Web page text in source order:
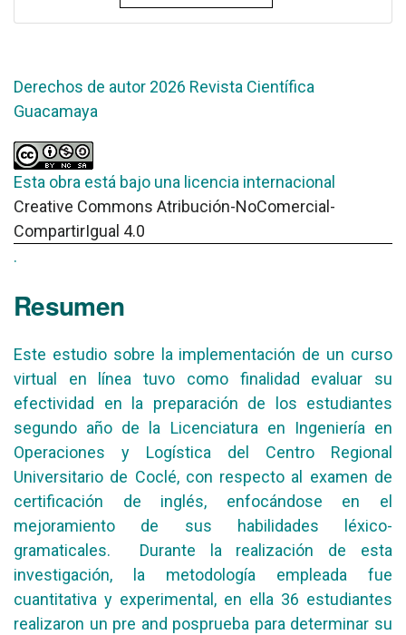
Derechos de autor 2026 Revista Científica
Guacamaya
Esta obra está bajo una licencia internacional
Creative Commons Atribución-NoComercial-
CompartirIgual 4.0
.
Resumen
Este estudio sobre la implementación de un curso
virtual en línea tuvo como finalidad evaluar su
efectividad en la preparación de los estudiantes
segundo año de la Licenciatura en Ingeniería en
Operaciones y Logística del Centro Regional
Universitario de Coclé, con respecto al examen de
certificación de inglés, enfocándose en el
mejoramiento de sus habilidades léxico-
gramaticales. Durante la realización de esta
investigación, la metodología empleada fue
cuantitativa y experimental, en ella 36 estudiantes
realizaron un pre and posprueba para determinar su